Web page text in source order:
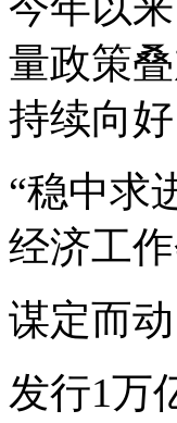
量政策
持续向
“稳中求
经济工
谋定而动
发行1万